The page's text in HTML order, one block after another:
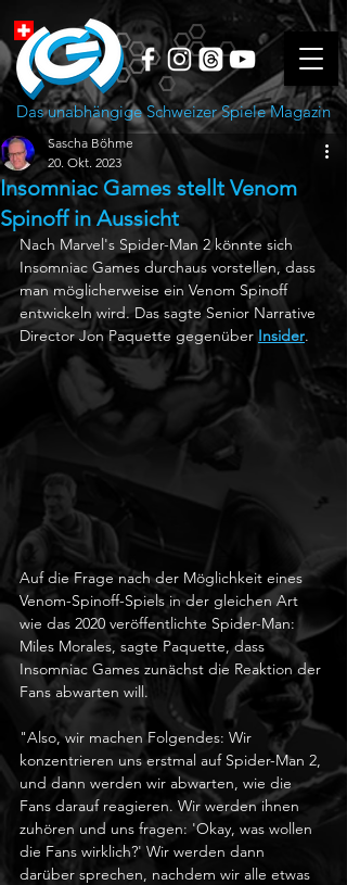
Das unabhängige Schweizer Spiele Magazin
Insomniac Games stellt Venom
Spinoff in Aussicht
Sascha Böhme
20. Okt. 2023
Nach Marvel's Spider-Man 2 könnte sich
Insomniac Games durchaus vorstellen, dass
man möglicherweise ein Venom Spinoff
entwickeln wird. Das sagte Senior Narrative
Director Jon Paquette gegenüber Insider.
Auf die Frage nach der Möglichkeit eines
Venom-Spinoff-Spiels in der gleichen Art
wie das 2020 veröffentlichte Spider-Man:
Miles Morales, sagte Paquette, dass
Insomniac Games zunächst die Reaktion der
Fans abwarten will.
"Also, wir machen Folgendes: Wir
konzentrieren uns erstmal auf Spider-Man 2,
und dann werden wir abwarten, wie die
Fans darauf reagieren. Wir werden ihnen
zuhören und uns fragen: 'Okay, was wollen
die Fans wirklich?' Wir werden dann
darüber sprechen, nachdem wir alle etwas